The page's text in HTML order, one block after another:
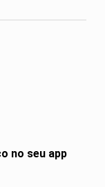
no seu app